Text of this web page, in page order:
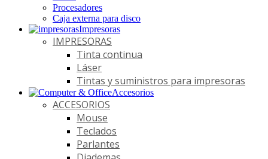
Procesadores
Caja externa para disco
Impresoras
IMPRESORAS
Tinta continua
Láser
Tintas y suministros para impresoras
Accesorios
ACCESORIOS
Mouse
Teclados
Parlantes